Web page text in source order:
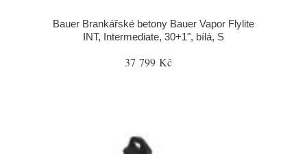
Bauer Brankářské betony Bauer Vapor Flylite
INT, Intermediate, 30+1", bílá, S
37 799 Kč